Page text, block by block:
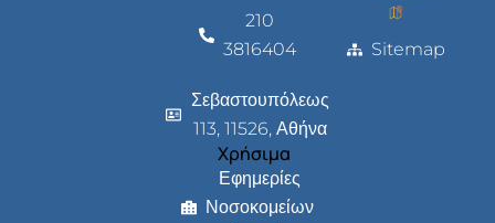
210
3816404
Σεβαστουπόλεως
113, 11526, Αθήνα
Χρήσιμα
Εφημερίες
Νοσοκομείων
Sitemap